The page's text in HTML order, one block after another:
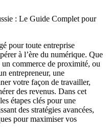
: Le Guide Complet pour
pour toute entreprise
à l’ère du numérique. Que
commerce de proximité, ou
entrepreneur, une
votre façon de travailler,
des revenus. Dans cet
étapes clés pour une
des stratégies avancées,
pour maximiser vos